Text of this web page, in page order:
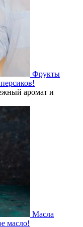
Фрукты
аромат и
Масла
масло!